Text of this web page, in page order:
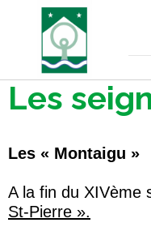
Les
Les « Montaigu »
A la fin du XIVème
St-Pierre ».